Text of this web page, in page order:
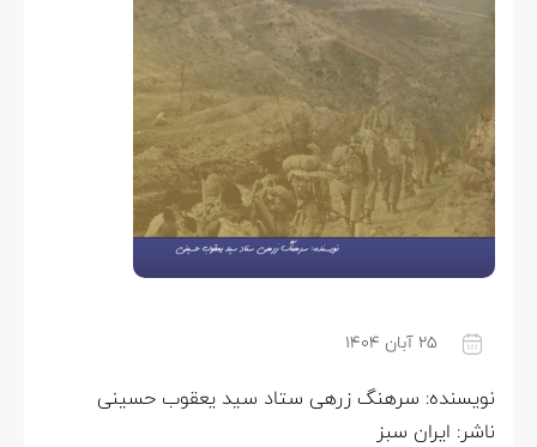
۲۵ آبان ۱۴۰۴
نویسنده: سرهنگ زرهی ستاد سید یعقوب حسینی
ناشر: ایران سبز